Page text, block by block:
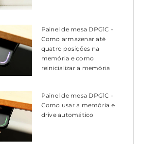
Painel de mesa DPG1C -
Como armazenar até
quatro posições na
memória e como
reinicializar a memória
Painel de mesa DPG1C -
Como usar a memória e
drive automático